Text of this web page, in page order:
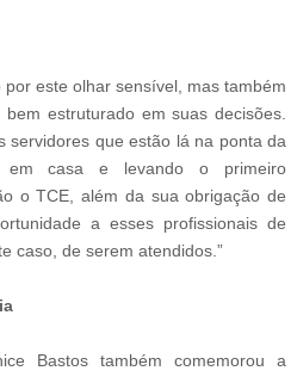
por este olhar sensível, mas também
estruturado em suas decisões.
servidores que estão lá na ponta da
em casa e levando o primeiro
o TCE, além da sua obrigação de
a esses profissionais de
caso, de serem atendidos.”
Bastos também comemorou a